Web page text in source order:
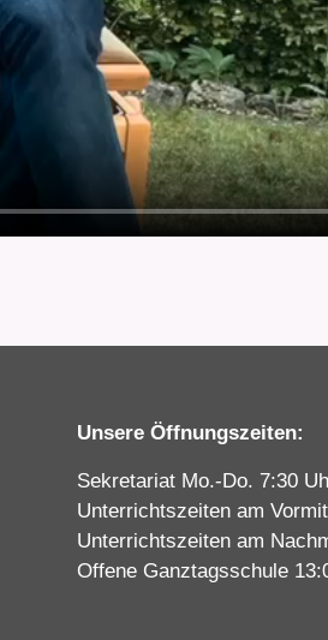
Unsere Öffnungszeiten:
Sekretariat Mo.-Do. 7:30
Unterrichtszeiten am
Unterrichtszeiten am
Offene Ganztagsschule